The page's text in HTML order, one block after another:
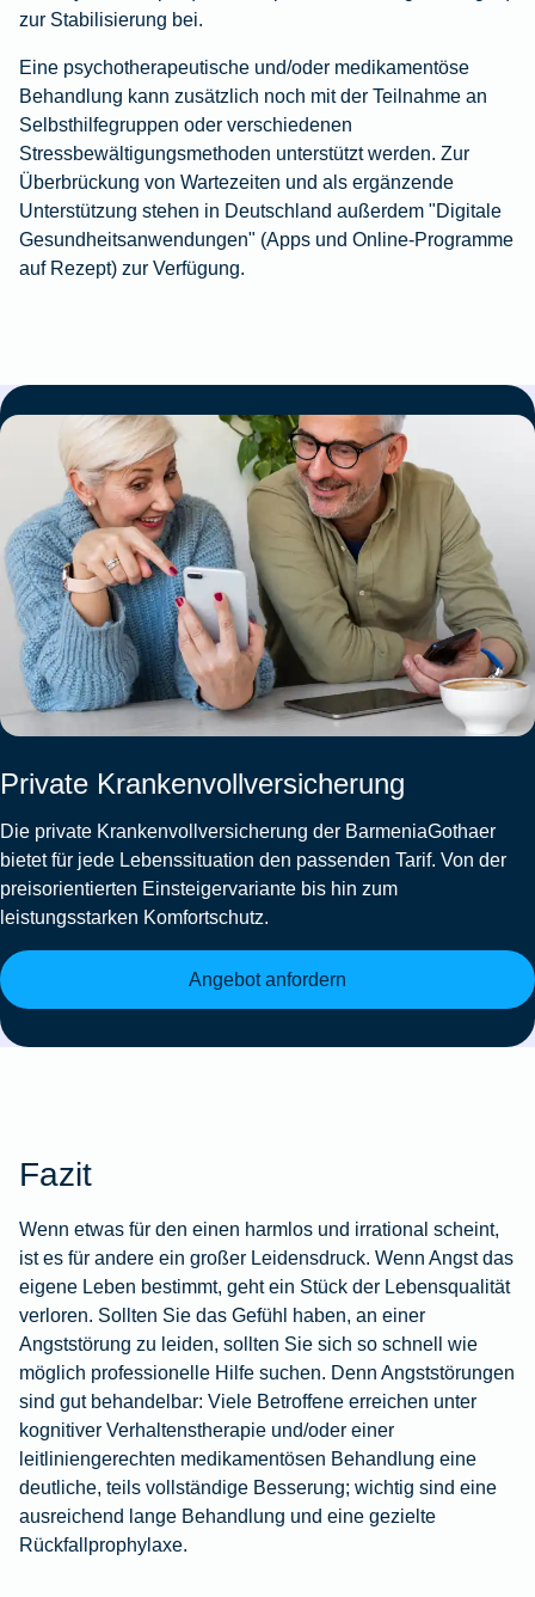
zur Stabilisierung bei.
Eine psychotherapeutische und/oder medikamentöse
Behandlung kann zusätzlich noch mit der Teilnahme an
Selbsthilfegruppen oder verschiedenen
Stressbewältigungsmethoden unterstützt werden. Zur
Überbrückung von Wartezeiten und als ergänzende
Unterstützung stehen in Deutschland außerdem "Digitale
Gesundheitsanwendungen" (Apps und Online‑Programme
auf Rezept) zur Verfügung.
Private Krankenvollversicherung
Die private Krankenvollversicherung der BarmeniaGothaer
bietet für jede Lebenssituation den passenden Tarif. Von der
preisorientierten Einsteigervariante bis hin zum
leistungsstarken Komfortschutz.
Angebot anfordern
Fazit
Wenn etwas für den einen harmlos und irrational scheint,
ist es für andere ein großer Leidensdruck. Wenn Angst das
eigene Leben bestimmt, geht ein Stück der Lebensqualität
verloren. Sollten Sie das Gefühl haben, an einer
Angststörung zu leiden, sollten Sie sich so schnell wie
möglich professionelle Hilfe suchen. Denn Angststörungen
sind gut behandelbar: Viele Betroffene erreichen unter
kognitiver Verhaltenstherapie und/oder einer
leitliniengerechten medikamentösen Behandlung eine
deutliche, teils vollständige Besserung; wichtig sind eine
ausreichend lange Behandlung und eine gezielte
Rückfallprophylaxe.